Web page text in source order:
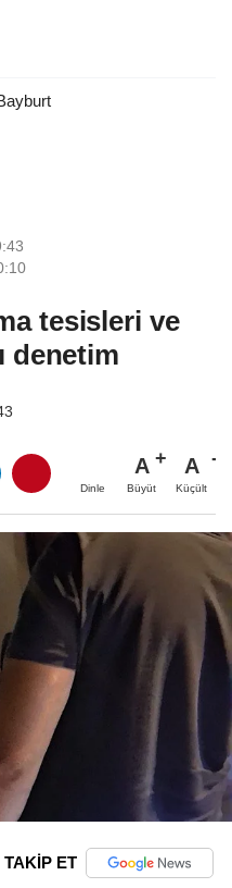
tesisleri ve
denetim
Dinle
A
Büyüt
A
Küçült
TAKİP ET